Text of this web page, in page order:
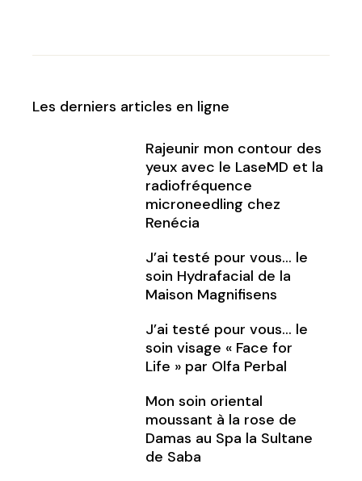
Les derniers articles en ligne
Rajeunir mon contour des
yeux avec le LaseMD et la
radiofréquence
microneedling chez
Renécia
J’ai testé pour vous… le
soin Hydrafacial de la
Maison Magnifisens
J’ai testé pour vous… le
soin visage « Face for
Life » par Olfa Perbal
Mon soin oriental
moussant à la rose de
Damas au Spa la Sultane
de Saba